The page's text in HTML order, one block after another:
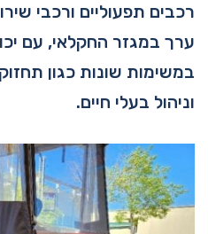
רכבים תפעוליים ורכבי
ערך במגזר החקלאי, עם
במשימות שונות כגון
וניהול בעלי חיים.